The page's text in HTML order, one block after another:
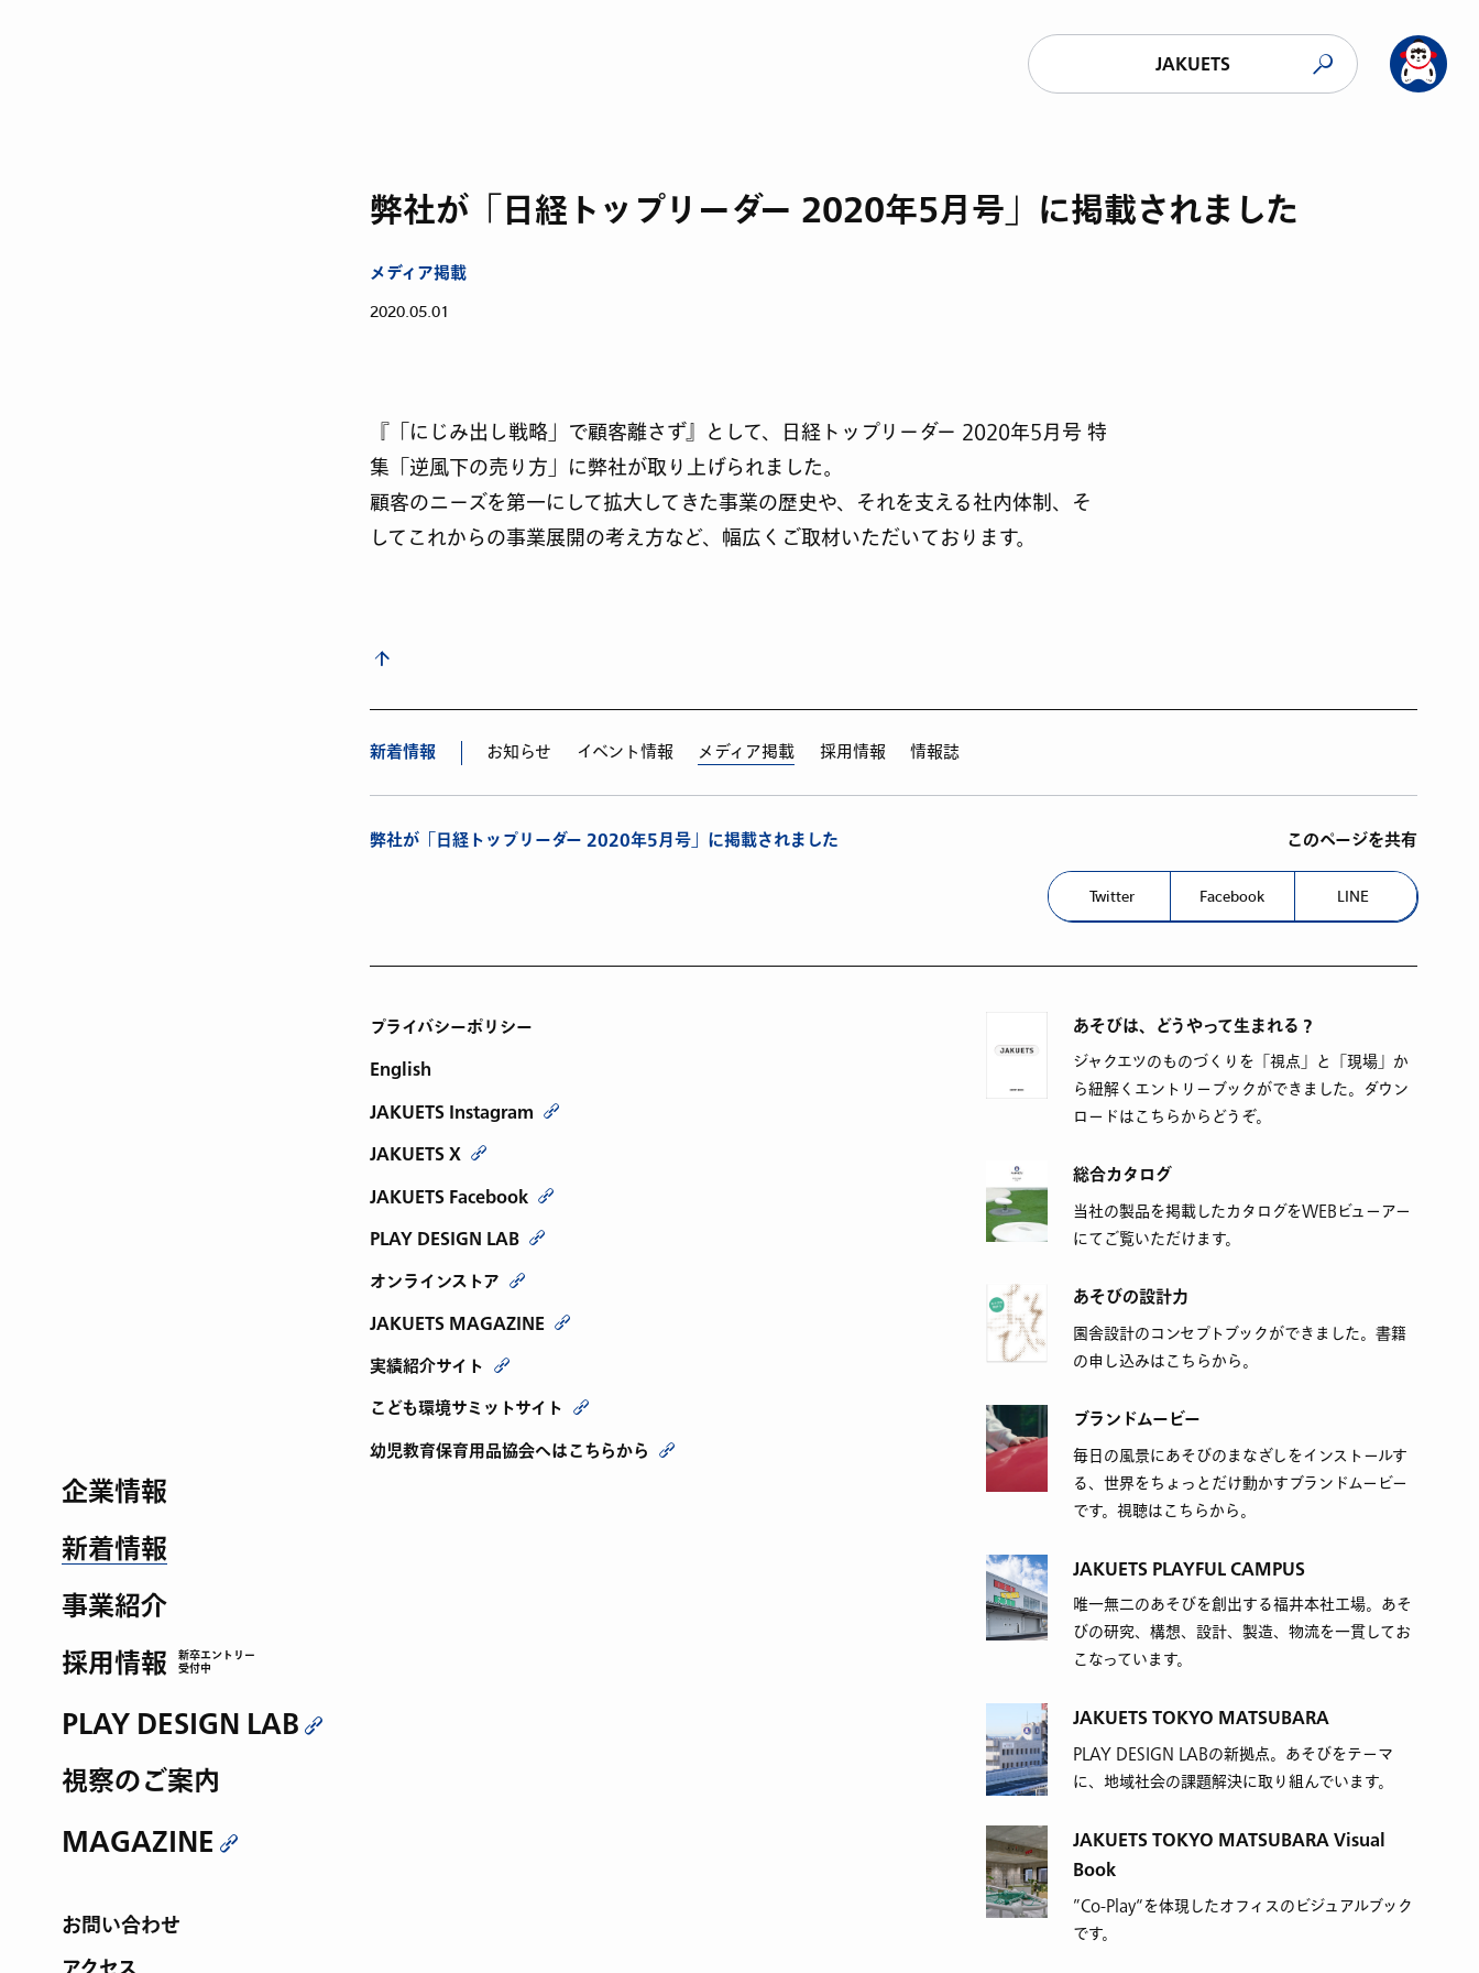
JAKUETS
企業情報
新着情報
事業紹介
採用情報
新卒エントリー
受付中
PLAY DESIGN LAB
視察のご案内
MAGAZINE
お問い合わせ
弊社が「日経トップリーダー 2020年5月号」に掲載されました
メディア掲載
2020.05.01
『「にじみ出し戦略」で顧客離さず』として、日経トップリーダー 2020年5月号 特
集「逆風下の売り方」に弊社が取り上げられました。
顧客のニーズを第一にして拡大してきた事業の歴史や、それを支える社内体制、そ
してこれからの事業展開の考え方など、幅広くご取材いただいております。
新着情報 お知らせ イベント情報 メディア掲載 採用情報 情報誌
弊社が「日経トップリーダー 2020年5月号」に掲載されました このページを共有
Twitter Facebook LINE
プライバシーポリシー
English
JAKUETS Instagram
JAKUETS X
JAKUETS Facebook
PLAY DESIGN LAB
オンラインストア
JAKUETS MAGAZINE
実績紹介サイト
こども環境サミットサイト
幼児教育保育用品協会へはこちらから
あそびは、どうやって生まれる？
ジャクエツのものづくりを「視点」と「現場」か
ら紐解くエントリーブックができました。ダウン
ロードはこちらからどうぞ。
総合カタログ
当社の製品を掲載したカタログをWEBビューアー
にてご覧いただけます。
あそびの設計力
園舎設計のコンセプトブックができました。書籍
の申し込みはこちらから。
ブランドムービー
毎日の風景にあそびのまなざしをインストールす
る、世界をちょっとだけ動かすブランドムービー
です。視聴はこちらから。
JAKUETS PLAYFUL CAMPUS
唯一無二のあそびを創出する福井本社工場。あそ
びの研究、構想、設計、製造、物流を一貫してお
こなっています。
JAKUETS TOKYO MATSUBARA
PLAY DESIGN LABの新拠点。あそびをテーマ
に、地域社会の課題解決に取り組んでいます。
JAKUETS TOKYO MATSUBARA Visual
Book
”Co-Play“を体現したオフィスのビジュアルブック
です。